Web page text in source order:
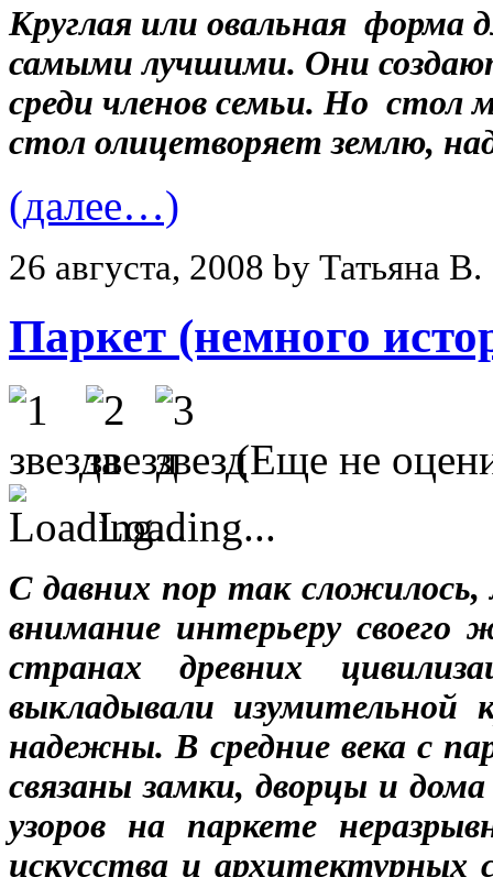
Круглая или овальная форма
самыми лучшими. Они
среди членов семьи. Но
стол олицетворяет землю,
(далее…)
26 августа, 2008 by Татьяна
Паркет (немного
(Еще не
Loading...
С давних пор так сложилось,
внимание интерьеру
странах древних
выкладывали
надежны. В средние века с
связаны замки, дворцы и
узоров на паркете
искусства и